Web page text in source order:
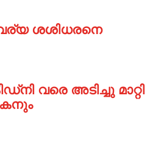
ശശിധരനെ
വരെ അടിച്ചു മാറ്റി